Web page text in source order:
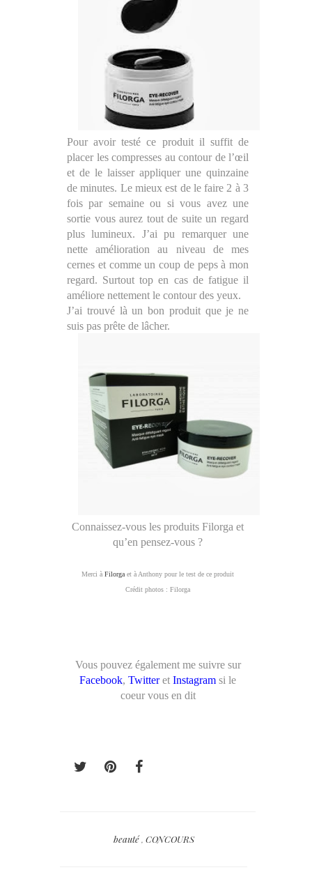
Pour avoir testé ce produit il suffit de
placer les compresses au contour de l’œil
et de le laisser appliquer une quinzaine
de minutes. Le mieux est de le faire 2 à 3
fois par semaine ou si vous avez une
sortie vous aurez tout de suite un regard
plus lumineux. J’ai pu remarquer une
nette amélioration au niveau de mes
cernes et comme un coup de peps à mon
regard. Surtout top en cas de fatigue il
améliore nettement le contour des yeux.
J’ai trouvé là un bon produit que je ne
suis pas prête de lâcher.
Connaissez-vous les produits Filorga et
qu’en pensez-vous ?
Merci à Filorga et à Anthony pour le test de ce produit
Crédit photos : Filorga
Vous pouvez également me suivre sur
Facebook, Twitteret Instagram si le
coeur vous en dit
beauté, CONCOURS